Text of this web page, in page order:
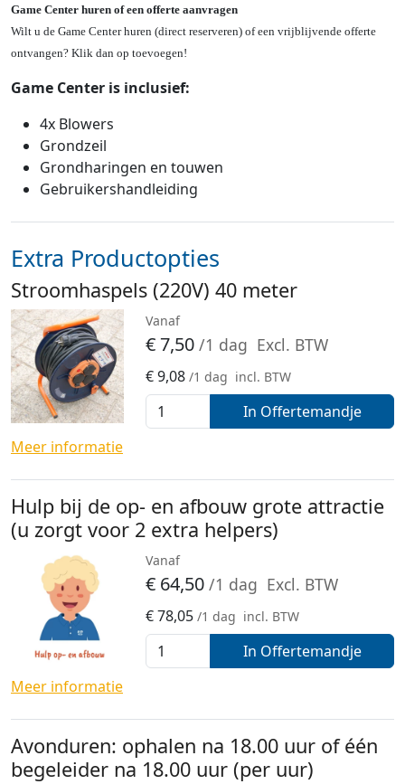
Game Center huren of een offerte aanvragen
Wilt u de Game Center huren (direct reserveren) of een vrijblijvende offerte
ontvangen? Klik dan op toevoegen!
Game Center is inclusief:
4x Blowers
Grondzeil
Grondharingen en touwen
Gebruikershandleiding
Extra Productopties
Stroomhaspels (220V) 40 meter
Vanaf
€7,50 /1 dag Excl. BTW
€9,08 /1 dag incl. BTW
In Offertemandje
Meer informatie
Hulp bij de op- en afbouw grote attractie
(u zorgt voor 2 extra helpers)
Vanaf
€ 64,50 /1 dag Excl. BTW
€78,05 /1 dag incl. BTW
In Offertemandje
Meer informatie
Avonduren: ophalen na 18.00 uur of één
begeleider na 18.00 uur (per uur)